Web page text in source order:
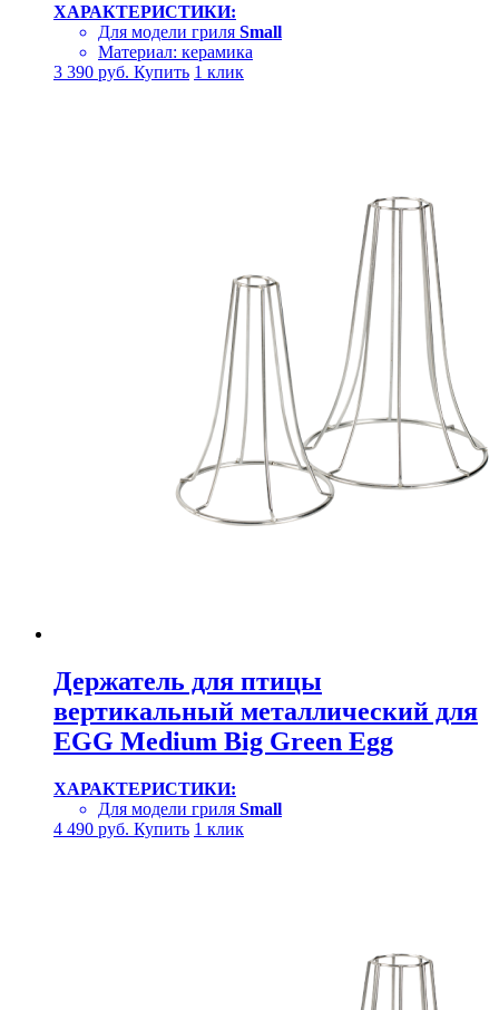
ХАРАКТЕРИСТИКИ:
Для модели гриля Small
Материал: керамика
3 390 руб. Купить 1 клик
Держатель для птицы
вертикальный металлический для
EGG Medium Big Green Egg
ХАРАКТЕРИСТИКИ:
Для модели гриля Small
4 490 руб. Купить 1 клик